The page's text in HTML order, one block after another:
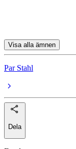
Visa alla ämnen
Par Stahl
Dela